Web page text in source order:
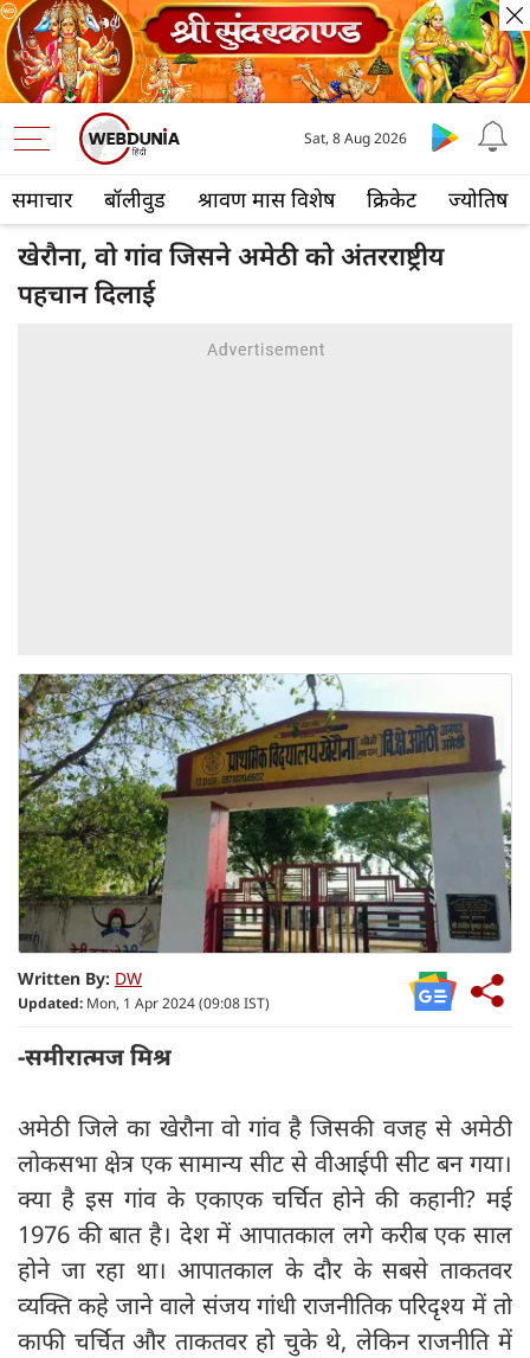
समाचार बॉलीवुड श्रावण मास विशेष क्रिकेट ज्योतिष
Sat, 8 Aug 2026
खेरौना, वो गांव जिसने अमेठी को अंतरराष्ट्रीय
पहचान दिलाई
Written By: DW
Updated: Mon, 1 Apr 2024 (09:08 IST)
-समीरात्मज मिश्र
अमेठी जिले का खेरौना वो गांव है जिसकी वजह से अमेठी
लोकसभा क्षेत्र एक सामान्य सीट से वीआईपी सीट बन गया।
क्या है इस गांव के एकाएक चर्चित होने की कहानी? मई
1976 की बात है। देश में आपातकाल लगे करीब एक साल
होने जा रहा था। आपातकाल के दौर के सबसे ताकतवर
व्यक्ति कहे जाने वाले संजय गांधी राजनीतिक परिदृश्य में तो
काफी चर्चित और ताकतवर हो चुके थे, लेकिन राजनीति में